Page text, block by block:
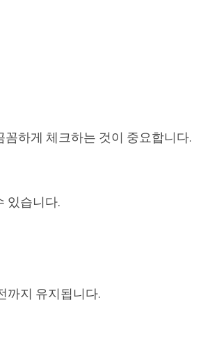
하게 체크하는 것이 중요합니다.
있습니다.
까지 유지됩니다.